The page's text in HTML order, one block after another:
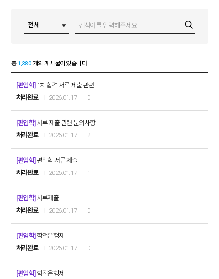
총1,380 개의 게시물이 있습니다.
[편입학] 1차 합격 서류 제출 관련
처리완료
2026.01.17 0
[편입학] 서류 제출 관련 문의사항
처리완료
2026.01.17 2
[편입학] 편입학 서류 제출
처리완료
2026.01.17 1
[편입학] 서류제출
처리완료
2026.01.17 0
[편입학] 학점은행제
처리완료
2026.01.17 0
[편입학] 학점은행제